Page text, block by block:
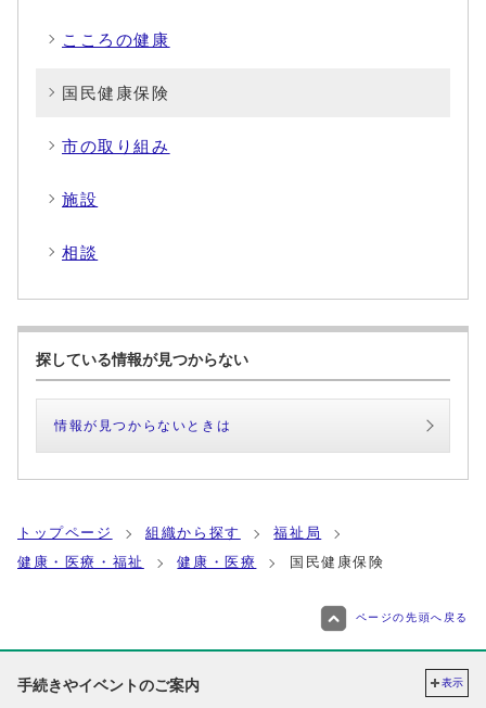
こころの健康
国民健康保険
市の取り組み
施設
相談
探している情報が見つからない
情報が見つからないときは
トップページ 組織から探す
福祉局
健康・医療・福祉
健康・医療 国民健康保険
ページの先頭へ戻る
手続きやイベントのご案内 表示